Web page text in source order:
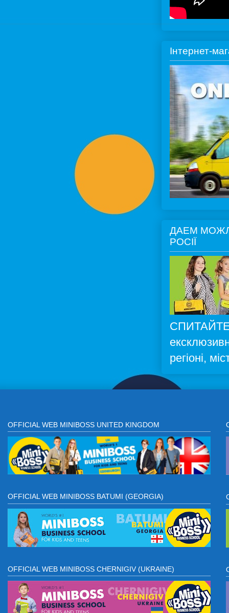
Інтернет-
ДАЕМ
РОСІЇ
регіоні,
OFFICIAL WEB MINIBOSS UNITED KINGDOM
OFFICIAL WEB MINIBOSS BATUMI (GEORGIA)
OFFICIAL WEB MINIBOSS CHERNIGIV (UKRAINE)